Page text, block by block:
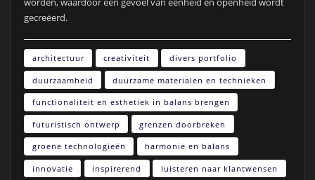
gecreëerd.
architectuur creativiteit divers portfolio
duurzaamheid duurzame materialen en technieken
functionaliteit en esthetiek in balans brengen
futuristisch ontwerp grenzen doorbreken
groene technologieën harmonie en balans
innovatie inspirerend luisteren naar klantwensen